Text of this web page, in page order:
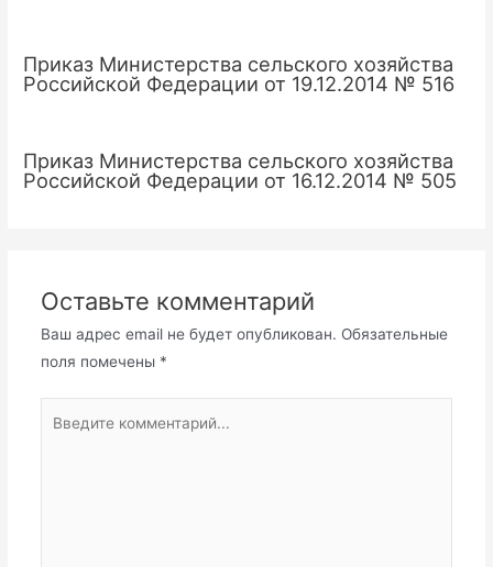
Приказ Министерства сельского хозяйства
Российской Федерации от 19.12.2014 № 516
Приказ Министерства сельского хозяйства
Российской Федерации от 16.12.2014 № 505
Оставьте комментарий
Ваш адрес email не будет опубликован. Обязательные
поля помечены *